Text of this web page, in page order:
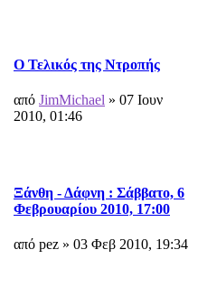
Ο Τελικός της Ντροπής
από JimMichael » 07 Ιουν
2010, 01:46
Ξάνθη - Δάφνη : Σάββατο, 6
Φεβρουαρίου 2010, 17:00
από pez » 03 Φεβ 2010, 19:34